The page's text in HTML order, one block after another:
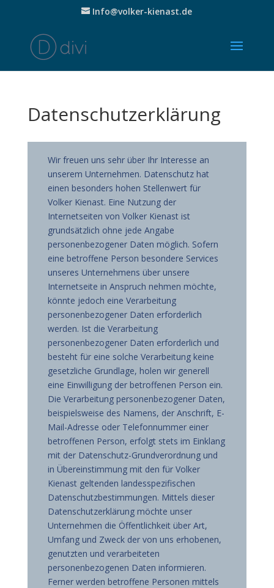
Info@volker-kienast.de
Datenschutzerklärung
Wir freuen uns sehr über Ihr Interesse an
unserem Unternehmen. Datenschutz hat
einen besonders hohen Stellenwert für
Volker Kienast. Eine Nutzung der
Internetseiten von Volker Kienast ist
grundsätzlich ohne jede Angabe
personenbezogener Daten möglich. Sofern
eine betroffene Person besondere Services
unseres Unternehmens über unsere
Internetseite in Anspruch nehmen möchte,
könnte jedoch eine Verarbeitung
personenbezogener Daten erforderlich
werden. Ist die Verarbeitung
personenbezogener Daten erforderlich und
besteht für eine solche Verarbeitung keine
gesetzliche Grundlage, holen wir generell
eine Einwilligung der betroffenen Person ein.
Die Verarbeitung personenbezogener Daten,
beispielsweise des Namens, der Anschrift, E-
Mail-Adresse oder Telefonnummer einer
betroffenen Person, erfolgt stets im Einklang
mit der Datenschutz-Grundverordnung und
in Übereinstimmung mit den für Volker
Kienast geltenden landesspezifischen
Datenschutzbestimmungen. Mittels dieser
Datenschutzerklärung möchte unser
Unternehmen die Öffentlichkeit über Art,
Umfang und Zweck der von uns erhobenen,
genutzten und verarbeiteten
personenbezogenen Daten informieren.
Ferner werden betroffene Personen mittels